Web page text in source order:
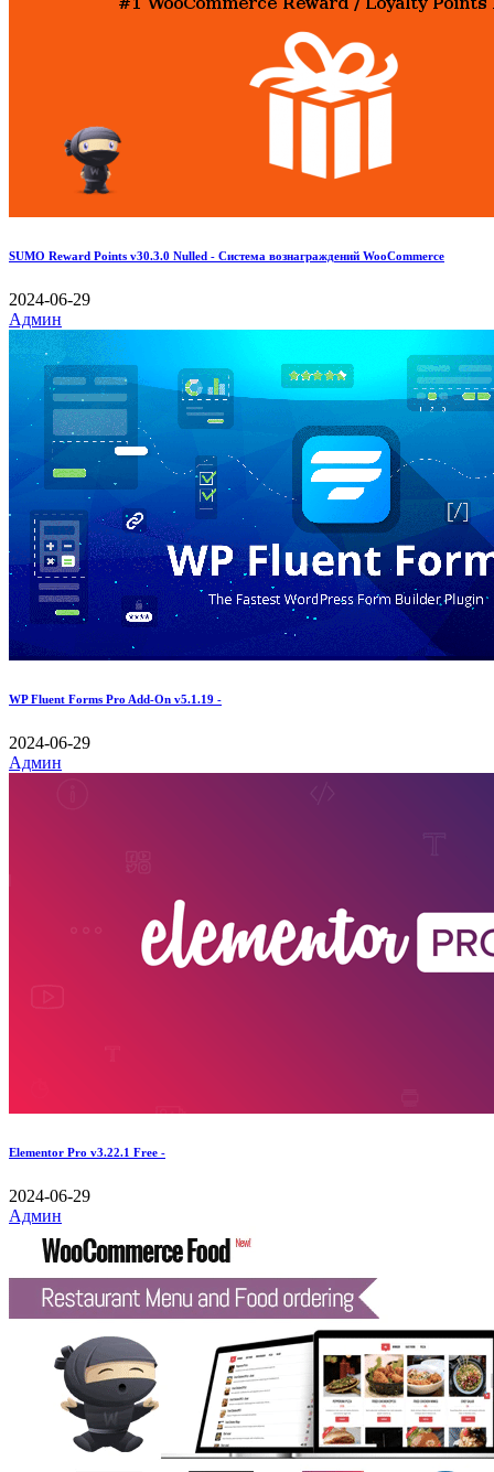
SUMO Reward Points v30.3.0 Nulled - Система вознаграждений WooCommerce
2024-06-29
Админ
WP Fluent Forms Pro Add-On v5.1.19 -
2024-06-29
Админ
Elementor Pro v3.22.1 Free -
2024-06-29
Админ